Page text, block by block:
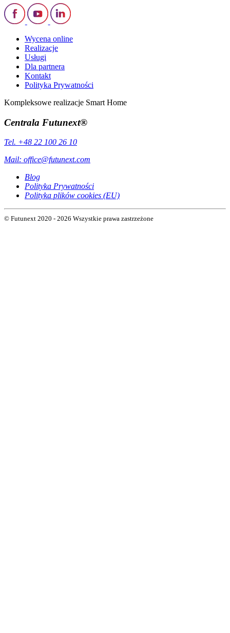
Wycena online
Realizacje
Usługi
Dla partnera
Kontakt
Polityka Prywatności
Kompleksowe realizacje Smart Home
Centrala Futunext®
Tel. +48 22 100 26 10
Mail: office@futunext.com
Blog
Polityka Prywatności
Polityka plików cookies (EU)
© Futunext 2020 - 2026 Wszystkie prawa zastrzeżone